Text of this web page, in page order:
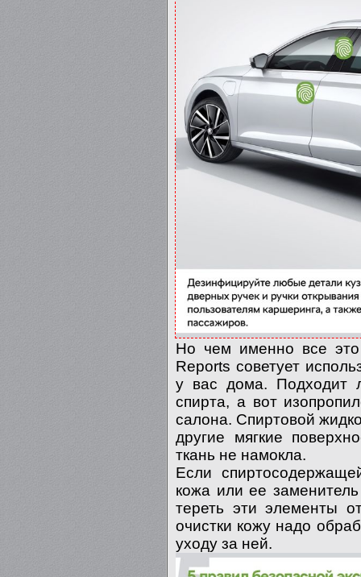
Но чем именно все это
Reports советует
у вас дома. Подходит
спирта, а вот
салона. Спиртовой
другие мягкие
ткань не намокла.
Если
кожа или ее
тереть эти элементы
очистки кожу надо
уходу за ней.